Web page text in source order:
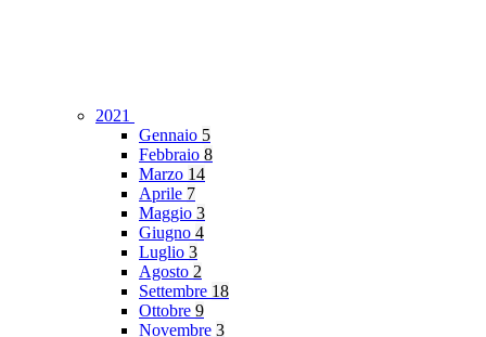
2021
Gennaio 5
Febbraio 8
Marzo 14
Aprile 7
Maggio 3
Giugno 4
Luglio 3
Agosto 2
Settembre 18
Ottobre 9
Novembre 3